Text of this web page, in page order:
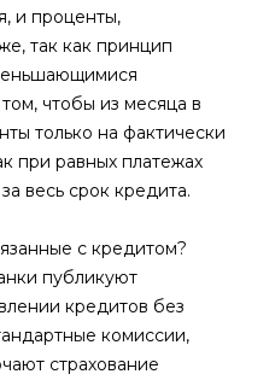
и проценты,
так как принцип
чтобы из месяца в
только на фактически
при равных платежах
весь срок кредита.
с кредитом?
публикуют
кредитов без
комиссии,
страхование